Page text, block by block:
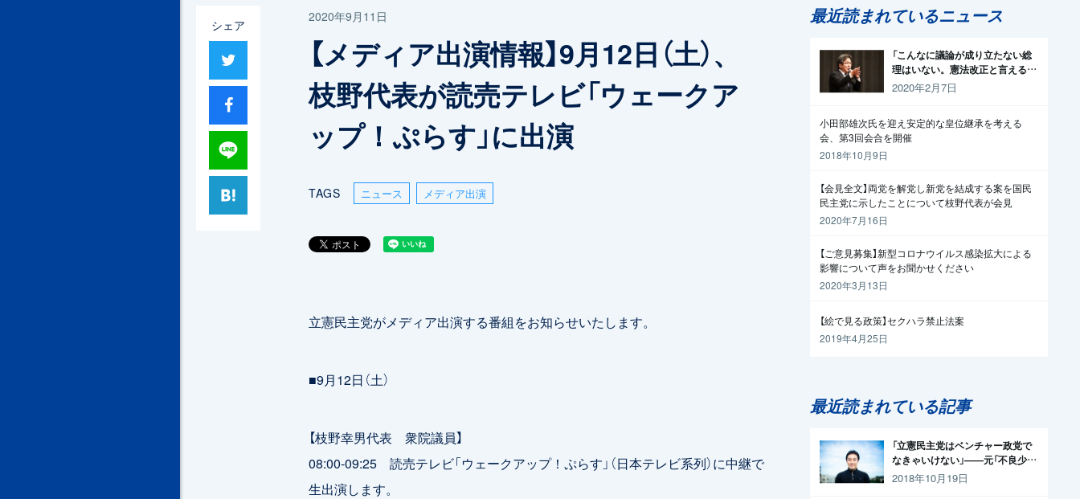
シェア
Lineで送る
2020年9月11日
【メディア出演情報】9月12日（土）、
枝野代表が読売テレビ「ウェークア
ップ！ぷらす」に出演
TAGS ニュース メディア出演
立憲民主党がメディア出演する番組をお知らせいたします。
■9月12日（土）
【枝野幸男代表 衆院議員】
08:00-09:25 読売テレビ「ウェークアップ！ぷらす」（日本テレビ系列）に中継で
生出演します。
最近読まれているニュース
「こんなに議論が成り立たない総
理はいない。憲法改正と言える資
格がどこにある。市民と野党の力
で引きずり下ろそう」杉尾議員
2020年2月7日
小田部雄次氏を迎え安定的な皇位継承を考える
会、第3回会合を開催
2018年10月9日
【会見全文】両党を解党し新党を結成する案を国民
民主党に示したことについて枝野代表が会見
2020年7月16日
【ご意見募集】新型コロナウイルス感染拡大による
影響について声をお聞かせください
2020年3月13日
【絵で見る政策】セクハラ禁止法案
2019年4月25日
最近読まれている記事
「立憲民主党はベンチャー政党で
なきゃいけない」——元「不良少
年」の起業家が政治家になった理
2018年10月19日